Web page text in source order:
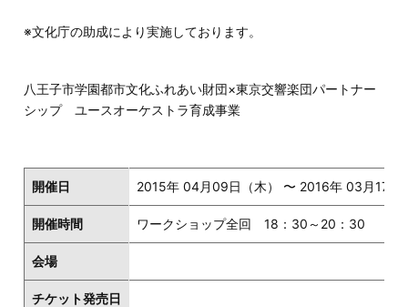
※文化庁の助成により実施しております。
八王子市学園都市文化ふれあい財団×東京交響楽団パートナー
シップ ユースオーケストラ育成事業
開催日 2015年 04月09日（木） 〜 2016年 03月17日
開催時間 ワークショップ全回 18：30～20：30
会場
チケット発売日